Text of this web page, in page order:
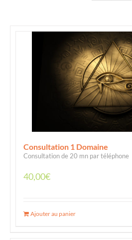
Consultation 1 Domaine
Consultation de 20 mn par téléphone
40,00€
Ajouter au panier